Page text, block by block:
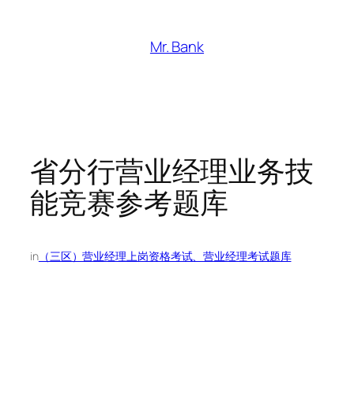
Mr. Bank
省分行营业经理业务技
能竞赛参考题库
in（三区）营业经理上岗资格考试、营业经理考试题库